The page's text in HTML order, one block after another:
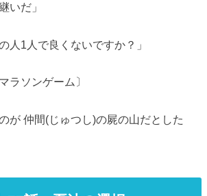
いだ」
1人で良くないですか？」
ラソンゲーム〕
が 仲間(じゅつし)の屍の山だとした